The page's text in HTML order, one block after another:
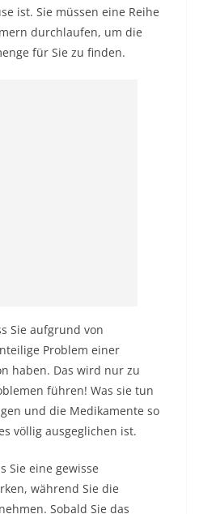
ist. Sie müssen eine Reihe
durchlaufen, um die
für Sie zu finden.
Sie aufgrund von
Problem einer
haben. Das wird nur zu
führen! Was sie tun
und die Medikamente so
völlig ausgeglichen ist.
Sie eine gewisse
während Sie die
Sobald Sie das